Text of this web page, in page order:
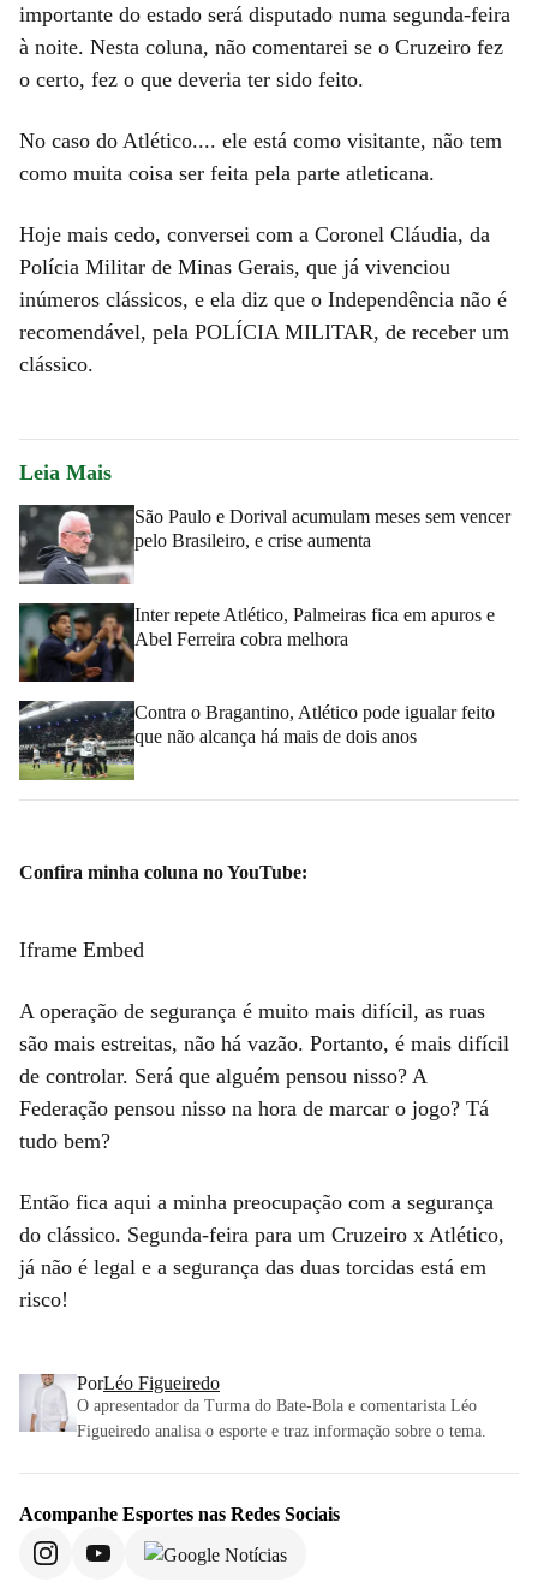
importante do estado será disputado numa segunda-feira
à noite. Nesta coluna, não comentarei se o Cruzeiro fez
o certo, fez o que deveria ter sido feito.
No caso do Atlético.... ele está como visitante, não tem
como muita coisa ser feita pela parte atleticana.
Hoje mais cedo, conversei com a Coronel Cláudia, da
Polícia Militar de Minas Gerais, que já vivenciou
inúmeros clássicos, e ela diz que o Independência não é
recomendável, pela POLÍCIA MILITAR, de receber um
clássico.
Leia Mais
São Paulo e Dorival acumulam meses sem vencer
pelo Brasileiro, e crise aumenta
Inter repete Atlético, Palmeiras fica em apuros e
Abel Ferreira cobra melhora
Contra o Bragantino, Atlético pode igualar feito
que não alcança há mais de dois anos
Confira minha coluna no YouTube:
Iframe Embed
A operação de segurança é muito mais difícil, as ruas
são mais estreitas, não há vazão. Portanto, é mais difícil
de controlar. Será que alguém pensou nisso? A
Federação pensou nisso na hora de marcar o jogo? Tá
tudo bem?
Então fica aqui a minha preocupação com a segurança
do clássico. Segunda-feira para um Cruzeiro x Atlético,
já não é legal e a segurança das duas torcidas está em
risco!
PorLéo Figueiredo
O apresentador da Turma do Bate-Bola e comentarista Léo
Figueiredo analisa o esporte e traz informação sobre o tema.
Acompanhe Esportes nas Redes Sociais